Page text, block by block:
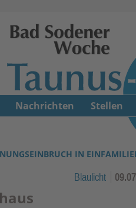
Zum Inhalt springen ↓
IN
Blaulicht
Nachrichten Stellen